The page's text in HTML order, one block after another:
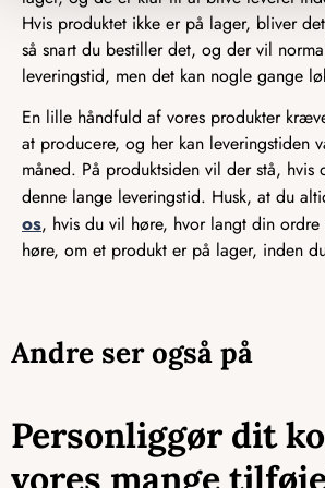
Hvis produktet ikke er på lager, bliver
så snart du bestiller det, og der vil
leveringstid, men det kan nogle gange
En lille håndfuld af vores produkter
at producere, og her kan leveringstiden
måned. På produktsiden vil der stå,
denne lange leveringstid. Husk, at du
os, hvis du vil høre, hvor langt din
høre, om et produkt er på lager, inden
Andre ser også på
Personliggør dit
vores mange